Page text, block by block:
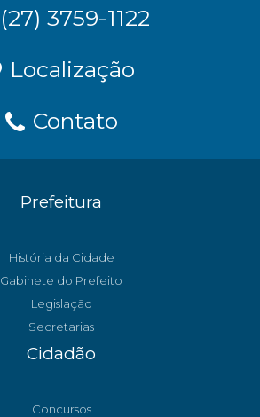
(27) 3759-1122
Localização
Contato
Prefeitura
História da Cidade
Gabinete do Prefeito
Legislação
Secretarias
Cidadão
Concursos